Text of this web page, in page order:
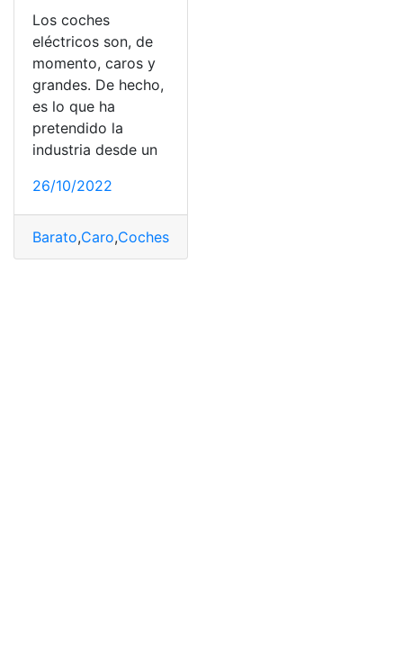
Los coches
eléctricos son, de
momento, caros y
grandes. De hecho,
es lo que ha
pretendido la
industria desde un
26/10/2022
Barato,Caro,Coches